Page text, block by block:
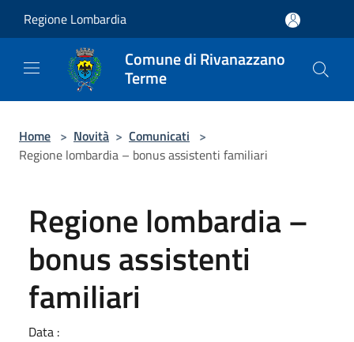
Regione Lombardia
Comune di Rivanazzano
Terme
Home > Novità > Comunicati >
Regione lombardia – bonus assistenti familiari
Regione lombardia –
bonus assistenti
familiari
Data :